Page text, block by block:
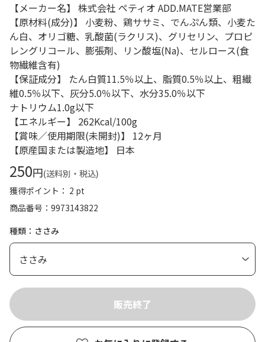
【メーカー名】 株式会社 ペティオ ADD.MATE営業部
【原材料(成分)】 小麦粉、鶏ササミ、でんぷん類、小麦た
ん白、オリゴ糖、乳酸菌(ラクリス)、グリセリン、プロピ
レングリコール、膨張剤、リン酸塩(Na)、セルロース(食
物繊維含有)
【保証成分】 たん白質11.5％以上、脂質0.5％以上、粗繊
維0.5％以下、灰分5.0％以下、水分35.0％以下
ナトリウム1.0g以下
【エネルギー】 262Kcal/100g
【賞味／使用期限(未開封)】 12ヶ月
【原産国または製造地】 日本
250円(送料別・税込)
獲得ポイント： 2 pt
商品番号
9973143822
種類：ささみ